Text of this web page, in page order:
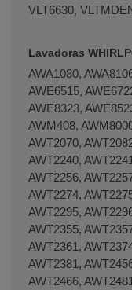
VLT6630,
Lavadoras
AWA1080,
AWE6515,
AWE8323,
AWM408,
AWT2070,
AWT2240,
AWT2256,
AWT2274,
AWT2295,
AWT2355,
AWT2361,
AWT2381,
AWT2466,